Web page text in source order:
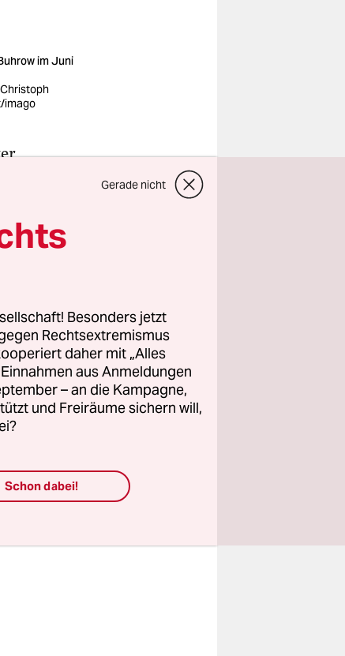
im Juni
imago
wie
Und
ist,
mal
kann
Gerade nicht
Besonders jetzt
Rechtsextremismus
daher mit „Alles
aus Anmeldungen
– an die Kampagne,
und Freiräume sichern will,
Schon dabei!